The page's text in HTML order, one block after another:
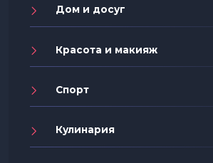
Дом и досуг
Красота и макияж
Спорт
Кулинария